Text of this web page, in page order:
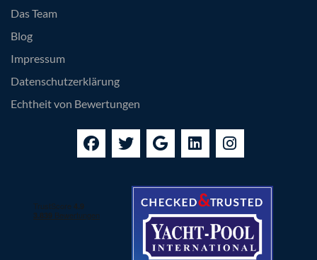
Das Team
Blog
Impressum
Datenschutzerklärung
Echtheit von Bewertungen